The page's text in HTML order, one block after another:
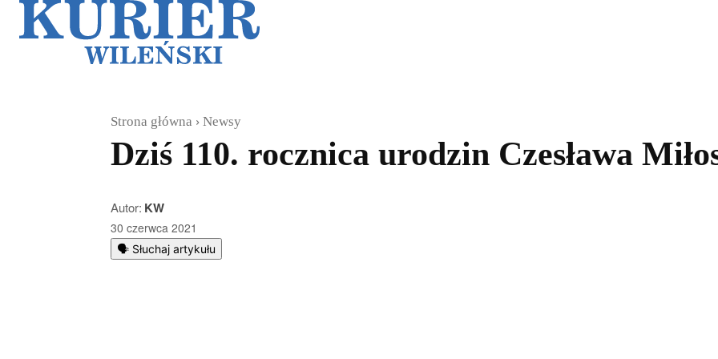
Strona główna Newsy
Dziś 110. rocznica urodzin Czesława
Autor: KW
30 czerwca 2021
🗣️ Słuchaj artykułu